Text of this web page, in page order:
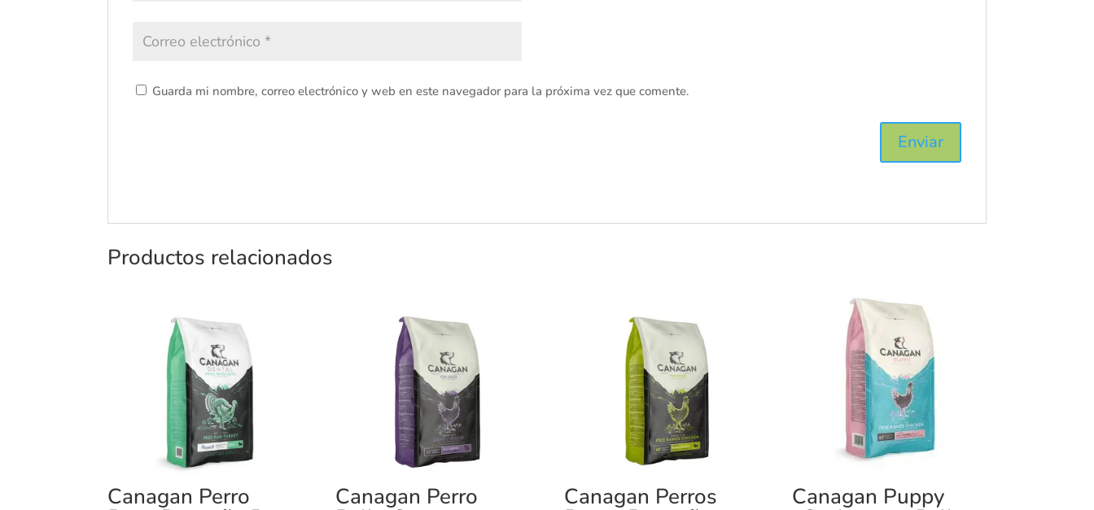
Guarda mi nombre, correo electrónico y web en este navegador para la próxima vez que comente.
Productos relacionados
Canagan Perro Canagan Perro Canagan Perros Canagan Puppy